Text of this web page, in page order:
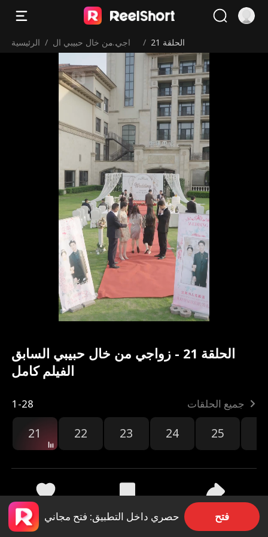
الرئيسية / زواجي من خال حبيبي ال
سابق
/ الحلقة 21
الحلقة 21 - زواجي من خال حبيبي السابق
الفيلم كامل
1-28 جميع الحلقات
21 22 23 24 25
506 9.5k مشاركة حصري داخل التطبيق: فتح مجاني فتح